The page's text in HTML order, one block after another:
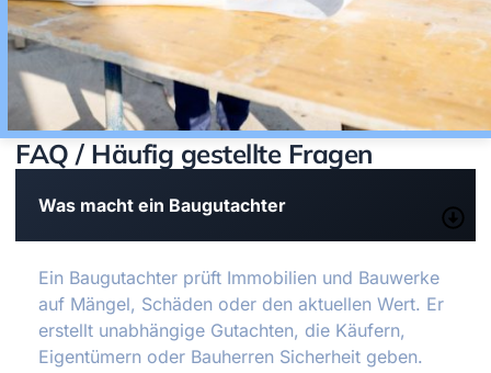
FAQ / Häufig gestellte Fragen
Was macht ein Baugutachter
Ein Baugutachter prüft Immobilien und Bauwerke
auf Mängel, Schäden oder den aktuellen Wert. Er
erstellt unabhängige Gutachten, die Käufern,
Eigentümern oder Bauherren Sicherheit geben.